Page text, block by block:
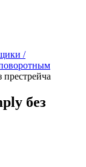
/
без